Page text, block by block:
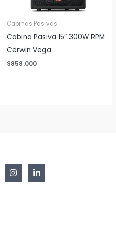
Cabinas Pasivas
Cabina Pasiva 15″ 300W RPM
Cerwin Vega
$858.000